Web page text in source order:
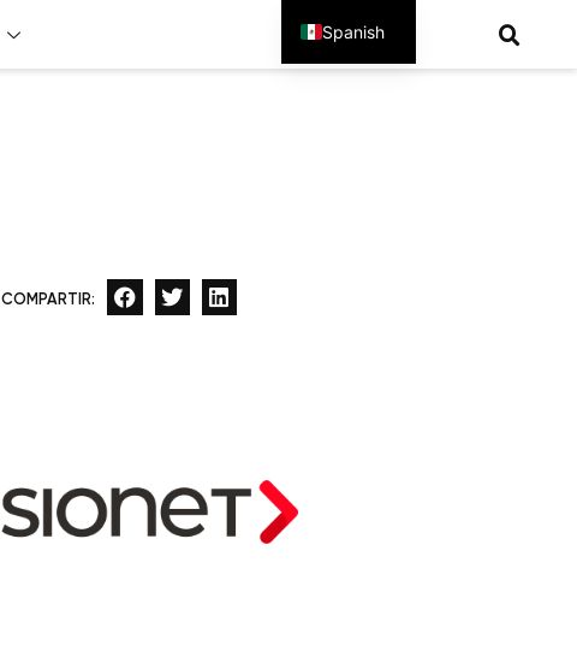
COMPARTIR:
Spanish
English